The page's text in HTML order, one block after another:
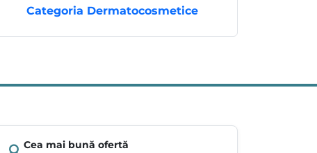
Categoria Dermatocosmetice
Cea mai bună ofertă